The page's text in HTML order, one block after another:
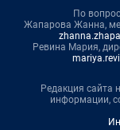
По
Жапарова Жанна,
Ревина Мария,
Редакция сайта
информации,